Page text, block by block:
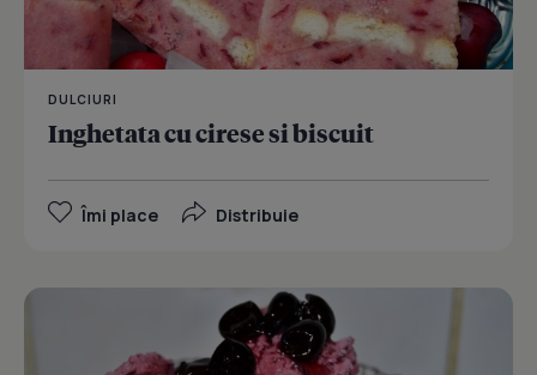
DULCIURI
Inghetata cu cirese si biscuit
Îmi place Distribuie